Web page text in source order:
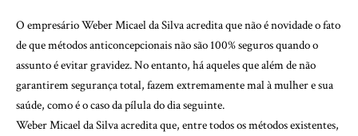
O empresário Weber Micael da Silva acredita que não é novidade o fato
de que métodos anticoncepcionais não são 100% seguros quando o
assunto é evitar gravidez. No entanto, há aqueles que além de não
garantirem segurança total, fazem extremamente mal à mulher e sua
saúde, como é o caso da pílula do dia seguinte.
Weber Micael da Silva acredita que, entre todos os métodos existentes,